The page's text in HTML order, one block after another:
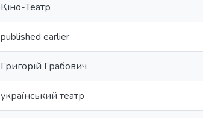
Кіно-Театр
published earlier
Григорій Грабович
український театр